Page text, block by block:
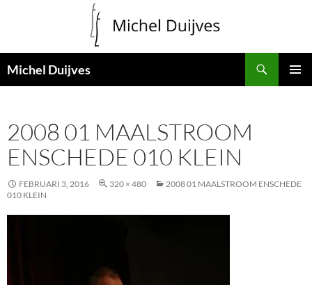
Michel Duijves
INHOUD
2008 01 MAALSTROOM
ENSCHEDE 010 KLEIN
FEBRUARI 3, 2016 320 × 480
2008 01 MAALSTROOM ENSCHEDE
010 KLEIN